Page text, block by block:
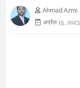
कैसे बचाएं ?Ahmad Azmi
अप्रैल 15, 2023